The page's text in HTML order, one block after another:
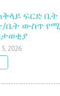
ፍርድ ቤት
ቤት ውስጥ
5, 2026